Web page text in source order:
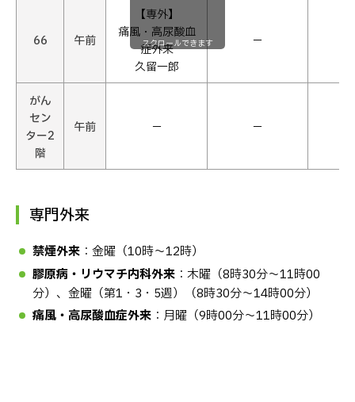
66 午前
【専外】
痛風・高尿酸血
症外来
久留一郎
−
がん
セン
ター2
階
午前 − −
スクロールできます
専門外来
禁煙外来 ：金曜（10時〜12時）
膠原病・リウマチ内科外来 ：木曜（8時30分〜11時00
分）、金曜（第1・3・5週）（8時30分〜14時00分）
痛風・高尿酸血症外来 ：月曜（9時00分〜11時00分）